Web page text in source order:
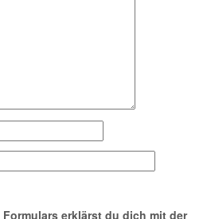
erklärst du dich mit der